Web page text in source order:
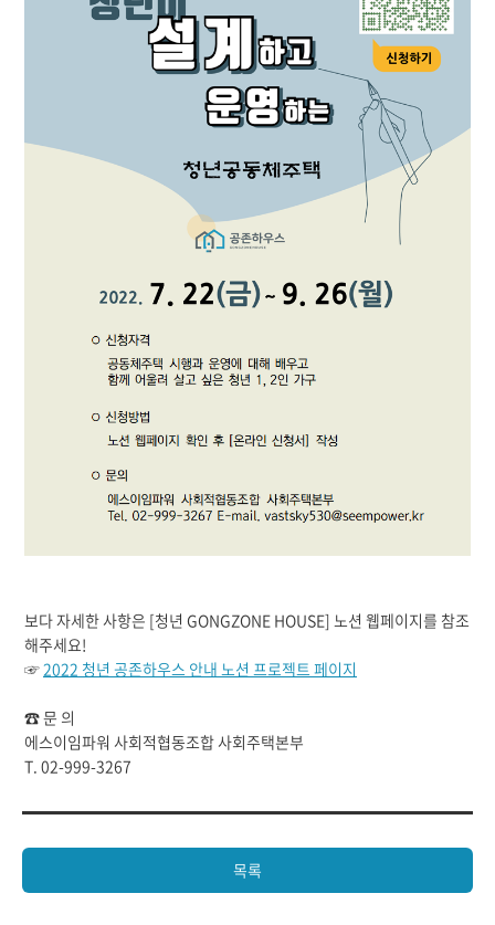
보다 자세한 사항은 [청년 GONGZONE HOUSE] 노션 웹페이지를 참조
해주세요!
☞2022 청년 공존하우스 안내 노션 프로젝트 페이지
☎ 문 의
에스이임파워 사회적협동조합 사회주택본부
T. 02-999-3267
목록